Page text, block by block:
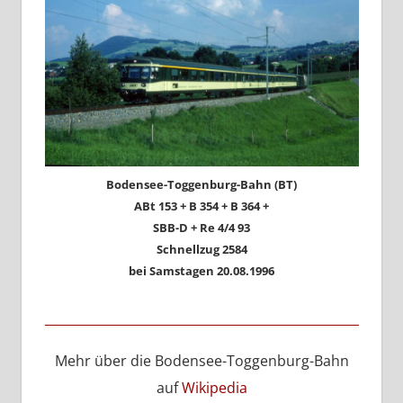
Bodensee-Toggenburg-Bahn (BT)
ABt 153 + B 354 + B 364 +
SBB-D + Re 4/4 93
Schnellzug 2584
bei Samstagen 20.08.1996
Mehr über die Bodensee-Toggenburg-Bahn
aufWikipedia